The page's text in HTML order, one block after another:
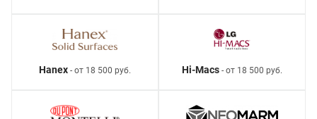
Hanex - от 18 500 руб. Hi-Macs - от 18 500 руб.